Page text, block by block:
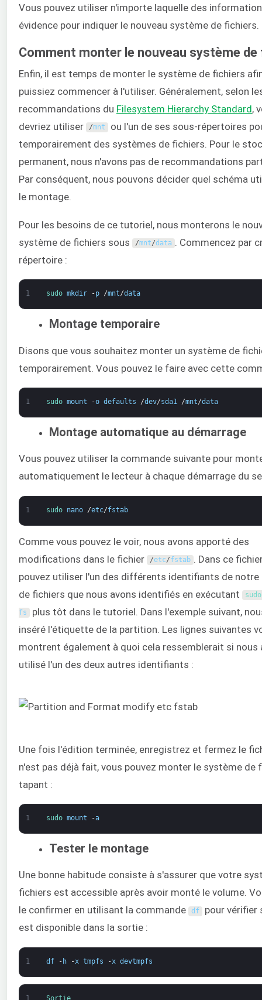
Vous pouvez utiliser n'importe laquelle des
évidence pour indiquer le nouveau système de fichiers.
Comment monter le nouveau système
Enfin, il est temps de monter le système de fichiers
puissiez commencer à l'utiliser. Généralement, selon
recommandations du Filesystem Hierarchy Standard,
devriez utiliser
/mnt ou l'un de ses sous-répertoires
temporairement des systèmes de fichiers. Pour le
permanent, nous n'avons pas de recommandations
Par conséquent, nous pouvons décider quel schéma
le montage.
Pour les besoins de ce tutoriel, nous monterons le
système de fichiers sous
/mnt/data . Commencez par
répertoire :
1 sudo mkdir -p /mnt/data
Montage temporaire
Disons que vous souhaitez monter un système de
temporairement. Vous pouvez le faire avec cette
1 sudo mount -o defaults /dev/sda1 /mnt/data
Montage automatique au démarrage
Vous pouvez utiliser la commande suivante pour
automatiquement le lecteur à chaque démarrage du
1 sudo nano /etc/fstab
Comme vous pouvez le voir, nous avons apporté des
modifications dans le fichier
/etc/fstab . Dans ce
pouvez utiliser l'un des différents identifiants de notre
de fichiers que nous avons identifiés en exécutant
fs plus tôt dans le tutoriel. Dans l'exemple suivant,
inséré l'étiquette de la partition. Les lignes suivantes
montrent également à quoi cela ressemblerait si nous
utilisé l'un des deux autres identifiants :
Une fois l'édition terminée, enregistrez et fermez le
n'est pas déjà fait, vous pouvez monter le système de
tapant :
1 sudo mount -a
Tester le montage
Une bonne habitude consiste à s'assurer que votre
fichiers est accessible après avoir monté le volume.
le confirmer en utilisant la commande
df pour vérifier
est disponible dans la sortie :
1 df - h -x tmpfs -x devtmpfs
1 Sortie